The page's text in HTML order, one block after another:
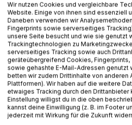
BESCHREIBUNG
Dieses Buch verbindet das
wirtschaftliche Weltgeschehen mit
Jesus uns gab. Es ist eine Reise,
Erkenntnissen, die tief in der
verankert sind. Dieses Buch weckt
und lädt dazu ein, das globale
Wir nutzen Cookies und vergleichbare
Website. Einige von ihnen sind essenziell
Daneben verwenden wir
Fingerprints sowie serverseitiges
unsere Seite besucht und wie sie genutzt
Trackingtechnologien zu
serverseitiges Tracking sowie auch
geräteübergreifend Cookies,
sowie gehashte E-Mail-Adressen genutzt
betten wir zudem Drittinhalte von anderen
Plattformen). Wir haben auf die weitere
etwaiges Tracking durch den Drittanbieter
Einstellung willigst du in die oben
kannst deine Einwilligung (z. B. im Footer
jederzeit mit Wirkung für die Zukunft